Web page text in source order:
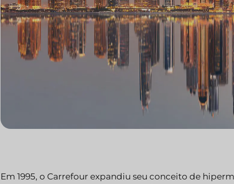
Em 1995, o Carrefour expandiu seu conceito de